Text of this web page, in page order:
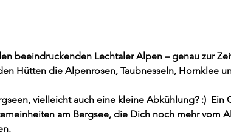
beeindruckenden Lechtaler Alpen – genau zur
Hütten die Alpenrosen, Taubnesseln, Hornklee
vielleicht auch eine kleine Abkühlung? :)  Ein
am Bergsee, die Dich noch mehr vom